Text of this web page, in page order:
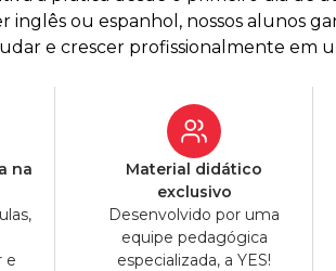
inglês ou espanhol, nossos alunos
e crescer profissionalmente em
na
e
Material didático
exclusivo
Desenvolvido por uma
equipe pedagógica
especializada, a YES!